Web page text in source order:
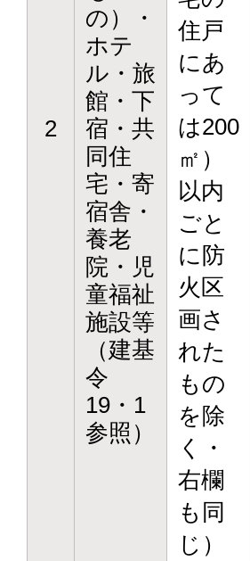
2
の）・
ホテ
ル・旅
館・下
宿・共
同住
宅・寄
宿舎・
養老
院・児
童福祉
施設等
（建基
令
19・1
参照）
住戸
にあ
って
は200
㎡）
以内
ごと
に防
火区
画さ
れた
もの
を除
く・
右欄
も同
じ）